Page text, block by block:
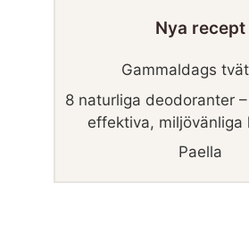
Nya recept
Gammaldags
8 naturliga deodoranter
effektiva, miljövänliga
Paella